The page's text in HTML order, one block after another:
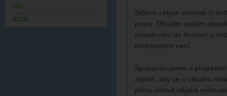
Sdílení celých skladeb či
právy. Oficiální vydání
investování do lisování a
možnostech není.
Spolupracujeme s
zajistit, aby se o obsahu
plánu oslovit nějaká
více
archív